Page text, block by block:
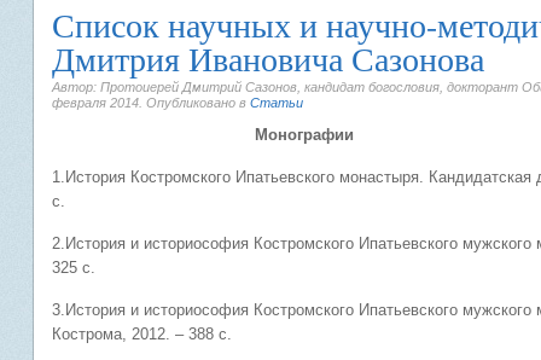
Список научных и научно-
Дмитрия Ивановича Сазонова
Автор: Протоиерей Дмитрий Сазонов, кандидат богословия, докторант
февраля 2014 . Опубликовано в Статьи
Монографии
1.История Костромского Ипатьевского монастыря.
с.
2.История и историософия Костромского Ипатьевского
325 с.
3.История и историософия Костромского Ипатьевского
Кострома, 2012. – 388 с.